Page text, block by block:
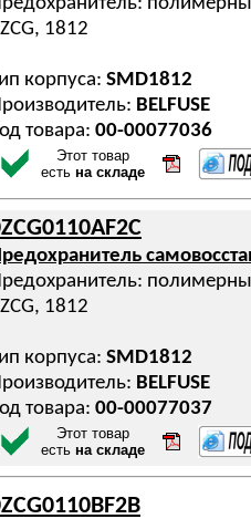
1812
корпуса: SMD1812
BELFUSE
товара: 00-00077036
Этот товар
есть на складе
1812
корпуса: SMD1812
BELFUSE
товара: 00-00077037
Этот товар
есть на складе